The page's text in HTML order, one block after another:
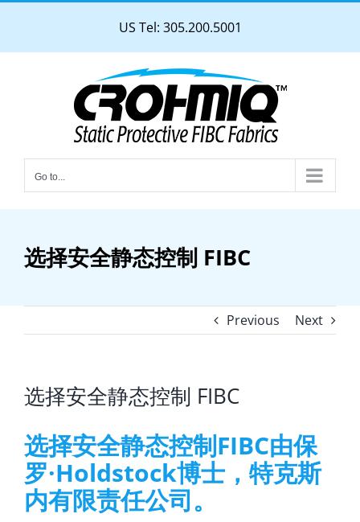
content
US Tel: 305.200.5001
Go to...
选择安全静态控制 FIBC
Previous Next
选择安全静态控制 FIBC
选择安全静态控制FIBC由保
罗·Holdstock博士，特克斯
内有限责任公司。